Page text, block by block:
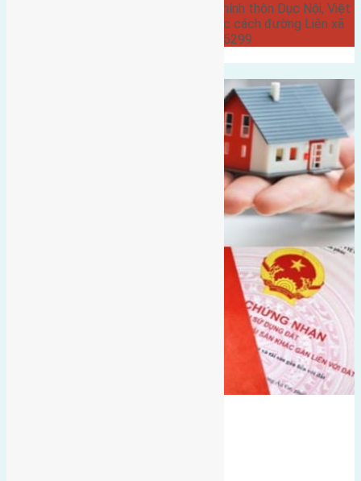
Cần bán 160m2(8x20) đất trục chính thôn Dục Nội, Việt
Hùng đường rộng 4,5m hướng Bắc cách đường Liên xã
400m giá 22 triệu liên hệ 0916175299